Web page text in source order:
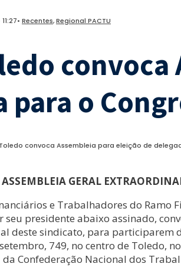
11:27• Recentes,Regional PACTU
convoca
para o
convoca Assembleia para eleição de
GERAL
e Trabalhadores do Ramo
presidente abaixo assinado,
deste sindicato, para participarem
749, no centro de Toledo,
Confederação Nacional dos